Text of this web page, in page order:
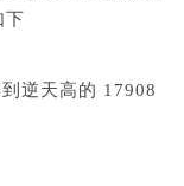
下
逆天高的 17908